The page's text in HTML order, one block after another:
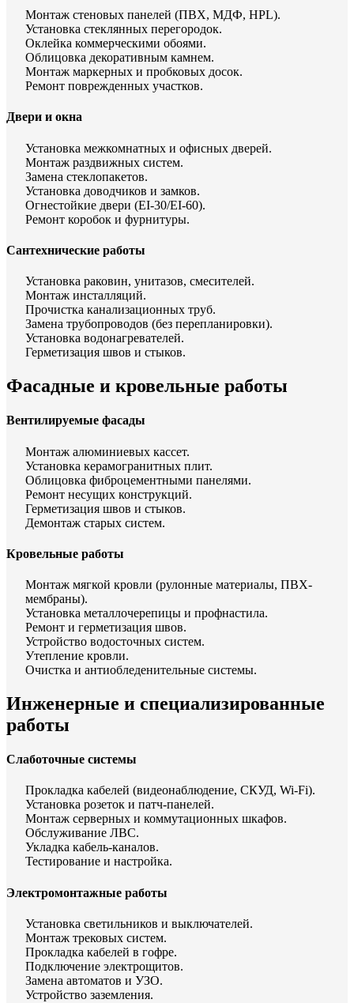
Монтаж стеновых панелей (ПВХ, МДФ, HPL).
Установка стеклянных перегородок.
Оклейка коммерческими обоями.
Облицовка декоративным камнем.
Монтаж маркерных и пробковых досок.
Ремонт поврежденных участков.
Двери и окна
Установка межкомнатных и офисных дверей.
Монтаж раздвижных систем.
Замена стеклопакетов.
Установка доводчиков и замков.
Огнестойкие двери (EI-30/EI-60).
Ремонт коробок и фурнитуры.
Сантехнические работы
Установка раковин, унитазов, смесителей.
Монтаж инсталляций.
Прочистка канализационных труб.
Замена трубопроводов (без перепланировки).
Установка водонагревателей.
Герметизация швов и стыков.
Фасадные и кровельные работы
Вентилируемые фасады
Монтаж алюминиевых кассет.
Установка керамогранитных плит.
Облицовка фиброцементными панелями.
Ремонт несущих конструкций.
Герметизация швов и стыков.
Демонтаж старых систем.
Кровельные работы
Монтаж мягкой кровли (рулонные материалы, ПВХ-
мембраны).
Установка металлочерепицы и профнастила.
Ремонт и герметизация швов.
Устройство водосточных систем.
Утепление кровли.
Очистка и антиобледенительные системы.
Инженерные и специализированные
работы
Слаботочные системы
Прокладка кабелей (видеонаблюдение, СКУД, Wi-Fi).
Установка розеток и патч-панелей.
Монтаж серверных и коммутационных шкафов.
Обслуживание ЛВС.
Укладка кабель-каналов.
Тестирование и настройка.
Электромонтажные работы
Установка светильников и выключателей.
Монтаж трековых систем.
Прокладка кабелей в гофре.
Подключение электрощитов.
Замена автоматов и УЗО.
Устройство заземления.